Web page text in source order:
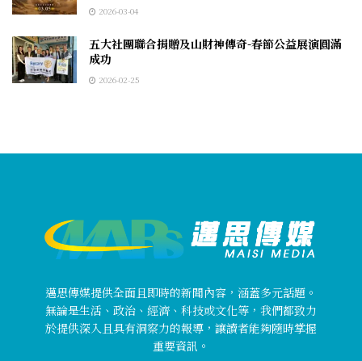
2026-03-04
五大社團聯合捐贈及山財神傳奇-春節公益展演圓滿
成功
2026-02-25
邁思傳媒提供全面且即時的新聞內容，涵蓋多元話題。
無論是生活、政治、經濟、科技或文化等，我們都致力
於提供深入且具有洞察力的報導，讓讀者能夠隨時掌握
重要資訊。